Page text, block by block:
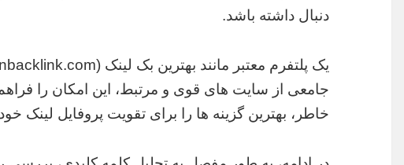
دنبال داشته باشد.
جامعی از سایت های قوی و مرتبط، این امکان را
خاطر، بهترین گزینه ها را برای تقویت پروفایل لینک